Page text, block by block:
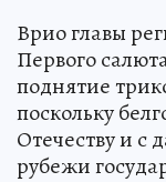
Врио главы
Первого
поднятие
поскольку
Отечеству и с
рубежи